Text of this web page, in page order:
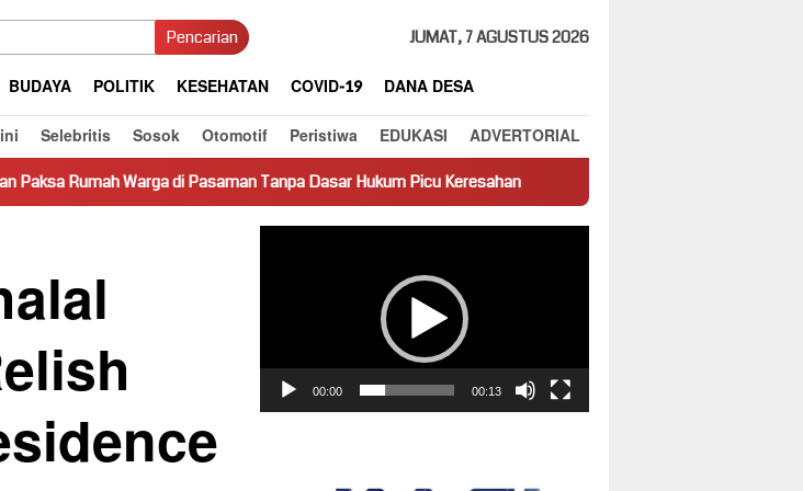
Pencarian JUMAT, 7 AGUSTUS 2026
BUDAYA POLITIK KESEHATAN COVID-19
DANA DESA
Selebritis Sosok Otomotif Peristiwa EDUKASI ADVERTORIAL
Warga di Pasaman Tanpa Dasar Hukum Picu Keresahan Truk Miring Hambat Arus Lalu Lintas di Jalan
00:00 00:13